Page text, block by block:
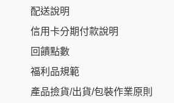
配送說明
信用卡分期付款說明
回饋點數
福利品規範
產品撿貨/出貨/包裝作業原則
Item added to cart.